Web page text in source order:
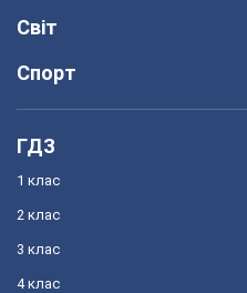
Світ
Спорт
ГДЗ
1 клас
2 клас
3 клас
4 клас